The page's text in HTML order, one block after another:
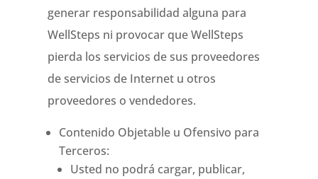
generar responsabilidad alguna para
WellSteps ni provocar que WellSteps
pierda los servicios de sus proveedores
de servicios de Internet u otros
proveedores o vendedores.
Contenido Objetable u Ofensivo para
Terceros:
Usted no podrá cargar, publicar,